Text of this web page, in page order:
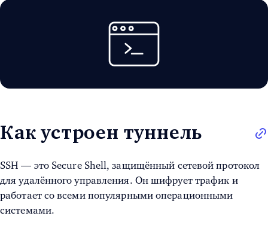
Как устроен туннель
SSH — это Secure Shell, защищённый сетевой протокол
для удалённого управления. Он шифрует трафик и
работает со всеми популярными операционными
системами.